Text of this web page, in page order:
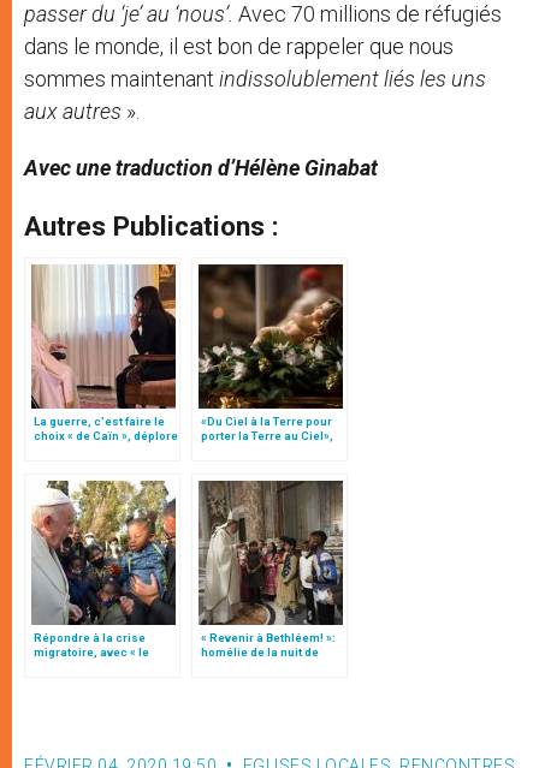
passer du ‘je’ au ‘nous’. Avec 70 millions de réfugiés
dans le monde, il est bon de rappeler que nous
sommes maintenant indissolublement liés les uns
aux autres ».
Avec une traduction d’Hélène Ginabat
Autres Publications :
La guerre, c’est faire le
choix « de Caïn », déplore
«Du Ciel à la Terre pour
porter la Terre au Ciel»,
Répondre à la crise
migratoire, avec « le
« Revenir à Bethléem! »:
homélie de la nuit de
Noël (texte complet)